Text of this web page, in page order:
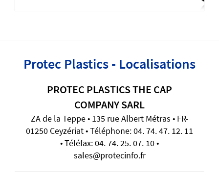
Protec Plastics - Localisations
PROTEC PLASTICS THE CAP
COMPANY SARL
ZA de la Teppe • 135 rue Albert Métras • FR-
01250 Ceyzériat • Téléphone: 04. 74. 47. 12. 11
• Téléfax: 04. 74. 25. 07. 10 •
sales@protecinfo.fr